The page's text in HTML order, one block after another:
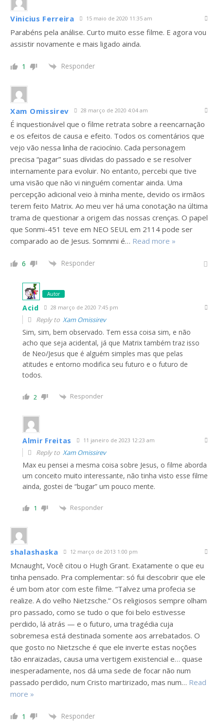
Vinicius Ferreira 15 maio de 2020 11:35 am
Parabéns pela análise. Curto muito esse filme. E agora vou
assistir novamente e mais ligado ainda.
1 Responder
Xam Omissirev 28 março de 2020 4:04 am
É inquestionável que o filme retrata sobre a reencarnação
e os efeitos de causa e efeito. Todos os comentários que
vejo vão nessa linha de raciocínio. Cada personagem
precisa “pagar” suas dívidas do passado e se resolver
internamente para evoluir. No entanto, percebi que tive
uma visão que não vi ninguém comentar ainda. Uma
percepção adicional veio à minha mente, devido os irmãos
terem feito Matrix. Ao meu ver há uma conotação na última
trama de questionar a origem das nossas crenças. O papel
que Sonmi-451 teve em NEO SEUL em 2114 pode ser
comparado ao de Jesus. Somnmi é… Read more »
6 Responder
Autor
Acid 28 março de 2020 7:45 pm
Reply to Xam Omissirev
Sim, sim, bem observado. Tem essa coisa sim, e não
acho que seja acidental, já que Matrix também traz isso
de Neo/Jesus que é alguém simples mas que pelas
atitudes e entorno modifica seu futuro e o futuro de
todos.
2 Responder
Almir Freitas 11 janeiro de 2023 12:23 am
Reply to Xam Omissirev
Max eu pensei a mesma coisa sobre Jesus, o filme aborda
um conceito muito interessante, não tinha visto esse filme
ainda, gostei de “bugar” um pouco mente.
1 Responder
shalashaska 12 março de 2013 1:00 pm
Mcnaught, Você citou o Hugh Grant. Exatamente o que eu
tinha pensado. Pra complementar: só fui descobrir que ele
é um bom ator com este filme. “Talvez uma profecia se
realize. A do velho Nietzsche.” Os religiosos sempre olham
pro passado, como se tudo o que foi belo estivesse
perdido, lá atrás — e o futuro, uma tragédia cuja
sobremesa está destinada somente aos arrebatados. O
que gosto no Nietzsche é que ele inverte estas noções
tão enraizadas, causa uma vertigem existencial e… quase
inesperadamente, nos dá uma sede de focar não num
passado perdido, num Cristo martirizado, mas num… Read
more »
1 Responder